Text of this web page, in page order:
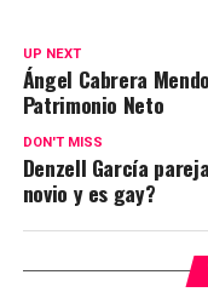
UP NEXT
Ángel Cabrera
Patrimonio Neto
DON'T MISS
Denzell García
novio y es gay?